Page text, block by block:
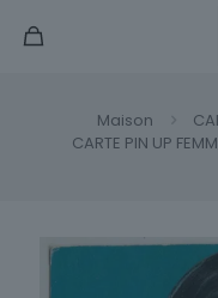
Maison
CARTE PIN UP